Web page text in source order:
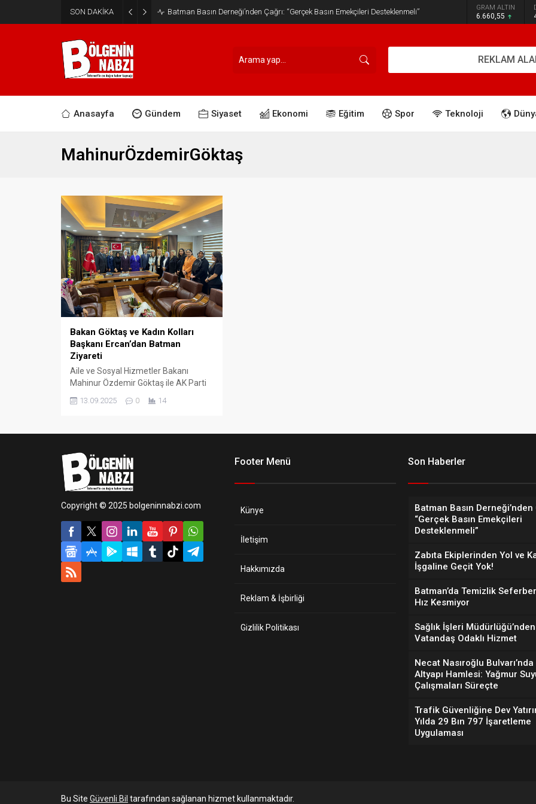
SON DAKİKA Batman Basın Derneği’nden Çağrı: “Gerçek Basın Emekçileri Desteklenmeli” GRAM ALTIN
6.660,55
REKLAM
Anasayfa Gündem Siyaset Ekonomi Eğitim Spor Teknoloji
MahinurÖzdemirGöktaş
Bakan Göktaş ve Kadın Kolları
Başkanı Ercan’dan Batman
Ziyareti
Aile ve Sosyal Hizmetler Bakanı
Mahinur Özdemir Göktaş ile AK Parti
Tuğba Işık Ercan, programları
13.09.2025 0 14
Copyright © 2025 bolgeninnabzi.com
Footer Menü
Künye
İletişim
Hakkımızda
Reklam & İşbirliği
Gizlilik Politikası
Son Haberler
Batman Basın Derneği’nden
“Gerçek Basın Emekçileri
Desteklenmeli”
Zabıta Ekiplerinden Yol ve
İşgaline Geçit Yok!
Batman’da Temizlik
Hız Kesmiyor
Sağlık İşleri Müdürlüğü’nden
Vatandaş Odaklı Hizmet
Necat Nasıroğlu Bulvarı’nda
Altyapı Hamlesi: Yağmur
Çalışmaları Süreçte
Trafik Güvenliğine Dev
Yılda 29 Bın 797 İşaretleme
Uygulaması
Bu Site Güvenli Bil tarafından sağlanan hizmet kullanmaktadır.